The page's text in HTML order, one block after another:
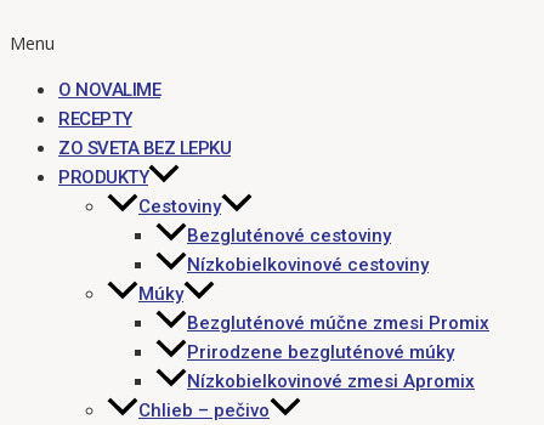
Menu
O NOVALIME
RECEPTY
ZO SVETA BEZ LEPKU
PRODUKTY
Cestoviny
Bezgluténové cestoviny
Nízkobielkovinové cestoviny
Múky
Bezgluténové múčne zmesi Promix
Prirodzene bezgluténové múky
Nízkobielkovinové zmesi Apromix
Chlieb – pečivo